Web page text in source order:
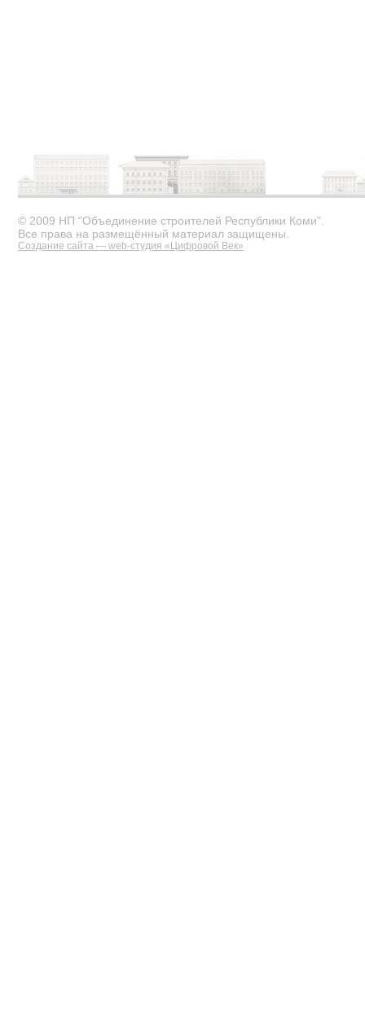
© 2009 НП “Объединение строителей Республики Коми”.
Все права на размещённый материал защищены.
Создание сайта — web-студия «Цифровой Век»